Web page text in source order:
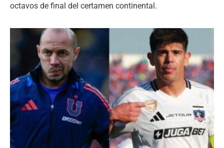
octavos de final del certamen continental.